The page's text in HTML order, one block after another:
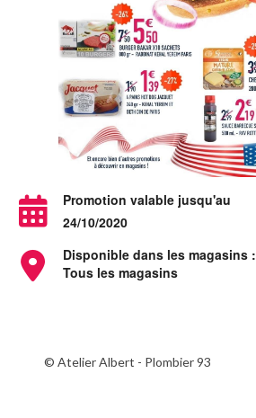
Promotion valable jusqu'au
24/10/2020
Disponible dans les magasins :
Tous les magasins
© Atelier Albert - Plombier 93